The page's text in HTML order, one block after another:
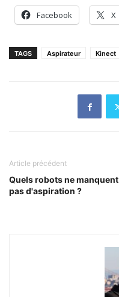
Facebook X
TAGS Aspirateur Kinect
Article précédent
Quels robots ne manquent
pas d'aspiration ?